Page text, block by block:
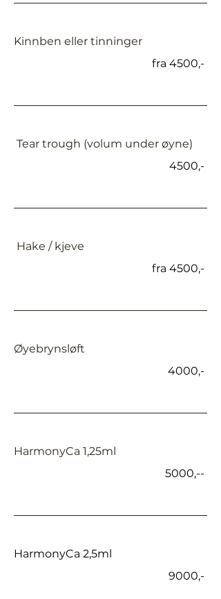
Kinnben eller tinninger
fra 4500,-
Tear trough (volum under øyne)
4500,-
Hake / kjeve
fra 4500,-
Øyebrynsløft
4000,-
HarmonyCa 1,25ml
5000,--
HarmonyCa 2,5ml
9000,-